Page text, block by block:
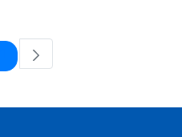
Pagina